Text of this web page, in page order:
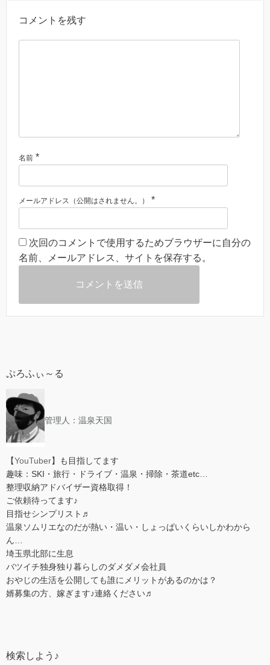
コメントを残す
名前 *
メールアドレス（公開はされません。） *
次回のコメントで使用するためブラウザーに自分の
名前、メールアドレス、サイトを保存する。
ぷろふぃ～る
管理人：温泉天国
【YouTuber】も目指してます
趣味：SKI・旅行・ドライブ・温泉・掃除・茶道etc…
整理収納アドバイザー資格取得！
ご依頼待ってます♪
目指せシンプリスト♬
温泉ソムリエなのだが熱い・温い・しょっぱいくらいしかわから
ん…
埼玉県北部に生息
バツイチ独身独り暮らしのダメダメ会社員
おやじの生活を公開しても誰にメリットがあるのかは？
婿募集の方、嫁ぎます♪連絡ください♬
検索しよう♪